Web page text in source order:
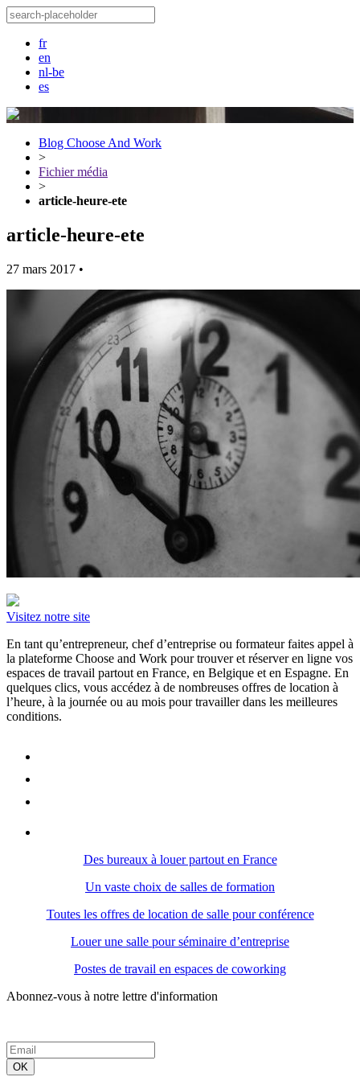
fr
en
nl-be
es
Blog Choose And Work
>
Fichier média
>
article-heure-ete
article-heure-ete
27 mars 2017 •
Visitez notre site
En tant qu’entrepreneur, chef d’entreprise ou formateur faites appel à
la plateforme Choose and Work pour trouver et réserver en ligne vos
espaces de travail partout en France, en Belgique et en Espagne. En
quelques clics, vous accédez à de nombreuses offres de location à
l’heure, à la journée ou au mois pour travailler dans les meilleures
conditions.
Des bureaux à louer partout en France
Un vaste choix de salles de formation
Toutes les offres de location de salle pour conférence
Louer une salle pour séminaire d’entreprise
Postes de travail en espaces de coworking
Abonnez-vous à notre lettre d'information
OK